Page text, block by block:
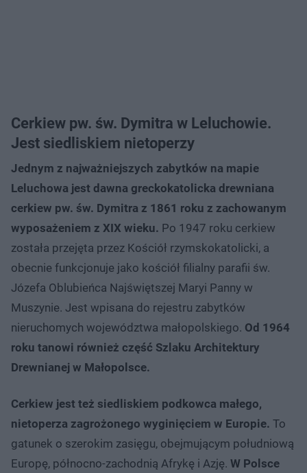
Cerkiew pw. św. Dymitra w Leluchowie.
Jest siedliskiem nietoperzy
Jednym z najważniejszych zabytków na mapie
Leluchowa jest dawna greckokatolicka drewniana
cerkiew pw. św. Dymitra z 1861 roku z zachowanym
wyposażeniem z XIX wieku. Po 1947 roku cerkiew
została przejęta przez Kościół rzymskokatolicki, a
obecnie funkcjonuje jako kościół filialny parafii św.
Józefa Oblubieńca Najświętszej Maryi Panny w
Muszynie. Jest wpisana do rejestru zabytków
nieruchomych województwa małopolskiego. Od 1964
roku tanowi również część Szlaku Architektury
Drewnianej w Małopolsce.
Cerkiew jest też siedliskiem podkowca małego,
nietoperza zagrożonego wyginięciem w Europie. To
gatunek o szerokim zasięgu, obejmującym południową
Europę, północno-zachodnią Afrykę i Azję. W Polsce